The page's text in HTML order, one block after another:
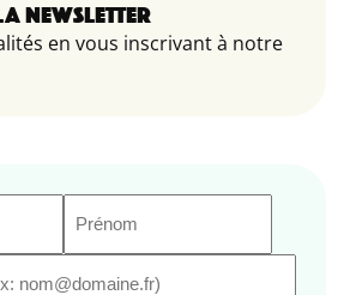
NEWSLETTER
en vous inscrivant à notre